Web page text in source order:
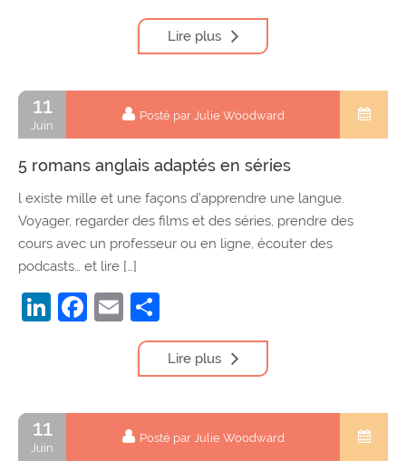
Lire plus
11
Juin
Posté par Julie Woodward
5 romans anglais adaptés en séries
l existe mille et une façons d’apprendre une langue.
Voyager, regarder des films et des séries, prendre des
cours avec un professeur ou en ligne, écouter des
podcasts… et lire […]
LinkedIn
Facebook
Email
Lire plus
11
Juin
Posté par Julie Woodward